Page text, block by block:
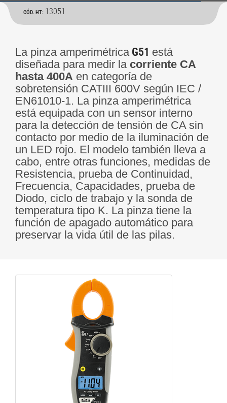
CÓD. HT: 13051
La pinza amperimétricaG51 está
diseñada para medir la corriente CA
hasta 400A en categoría de
sobretensión CATIII 600V según IEC /
EN61010-1. La pinza amperimétrica
está equipada con un sensor interno
para la detección de tensión de CA sin
contacto por medio de la iluminación de
un LED rojo. El modelo también lleva a
cabo, entre otras funciones, medidas de
Resistencia, prueba de Continuidad,
Frecuencia, Capacidades, prueba de
Diodo, ciclo de trabajo y la sonda de
temperatura tipo K. La pinza tiene la
función de apagado automático para
preservar la vida útil de las pilas.